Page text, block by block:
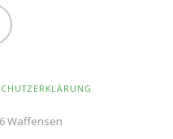
Waffensen